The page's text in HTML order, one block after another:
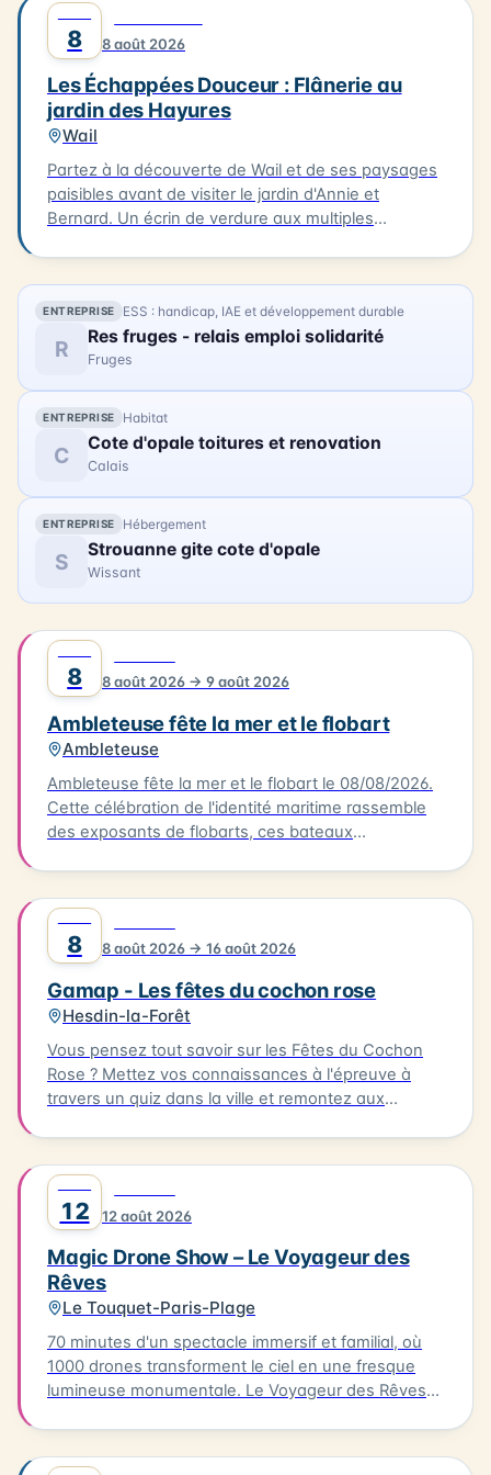
création, profitez d'un déjeuner délicieux à Oye-
Plage, à La Table d'Olivier, avec un plat du jour et un
dessert pour 30€ par personne (réservation
indispensable sur www.c-ici.com). Les vélos à
assistance électrique seront mis à votre disposition
(dans la limite des disponibilités). La balade se
terminera vers 16h30. N'hésitez pas à vous inscrire
pour cette expérience artistique unique !
8 8 août 2026
Les Échappées Douceur : Flânerie au
jardin des Hayures
Wail
Partez à la découverte de Wail et de ses paysages
paisibles avant de visiter le jardin d'Annie et
Bernard. Un écrin de verdure aux multiples
Wail (2 rue de la Mairie). Tarifs : 11 € / gratuit enfants
- 10 ans.
ENTREPRISE ESS : handicap, IAE et développement durable
R Res fruges - relais emploi solidarité
Fruges
ENTREPRISE Habitat
C Cote d'opale toitures et renovation
Calais
ENTREPRISE Hébergement
S Strouanne gite cote d'opale
Wissant
8 8 août 2026 → 9 août 2026
Ambleteuse fête la mer et le flobart
Ambleteuse
Ambleteuse fête la mer et le flobart le 08/08/2026.
Cette célébration de l'identité maritime rassemble
des exposants de flobarts, ces bateaux
publics. Vous pourrez également déguster des plats
à base de produits de la mer, préparés par des
restaurateurs locaux. L'événement se déroule à
8 8 août 2026 → 16 août 2026
Gamap - Les fêtes du cochon rose
Hesdin-la-Forêt
Vous pensez tout savoir sur les Fêtes du Cochon
Rose ? Mettez vos connaissances à l'épreuve à
travers un quiz dans la ville et remontez aux
Tourisme. Il vous faudra parcourir environ 2km en 1
heure pour découvrir les secrets de cette fête
emblématique. Départ de l'Office de Tourisme, prêt
12 12 août 2026
Magic Drone Show – Le Voyageur des
Rêves
Le Touquet-Paris-Plage
70 minutes d'un spectacle immersif et familial, où
1000 drones transforment le ciel en une fresque
lumineuse monumentale. Le Voyageur des Rêves
émotion collective. Inspiré de l'univers du Marchand